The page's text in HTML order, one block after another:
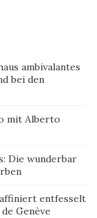
ambivalantes
bei den
mit Alberto
Die wunderbar
entfesselt
Genève